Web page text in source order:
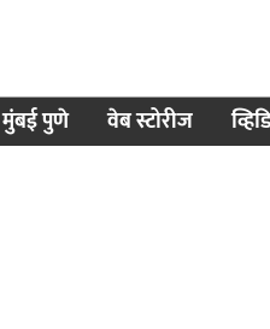
मुंबई पुणे वेब स्टोरीज